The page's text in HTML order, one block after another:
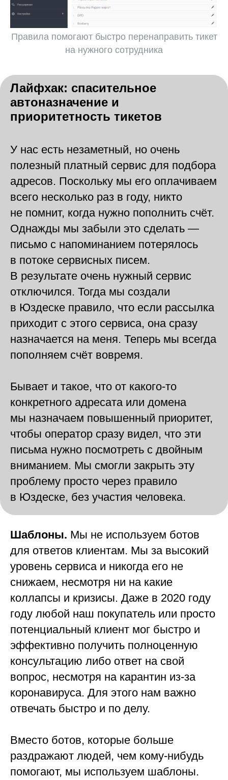
Правила помогают быстро перенаправить тикет
на нужного сотрудника
Лайфхак: спасительное
автоназначение и
приоритетность тикетов
У нас есть незаметный, но очень
полезный платный сервис для подбора
адресов. Поскольку мы его оплачиваем
всего несколько раз в году, никто
не помнит, когда нужно пополнить счёт.
Однажды мы забыли это сделать —
письмо с напоминанием потерялось
в потоке сервисных писем.
В результате очень нужный сервис
отключился. Тогда мы создали
в Юздеске правило, что если рассылка
приходит с этого сервиса, она сразу
назначается на меня. Теперь мы всегда
пополняем счёт вовремя.
Бывает и такое, что от какого-то
конкретного адресата или домена
мы назначаем повышенный приоритет,
чтобы оператор сразу видел, что эти
письма нужно посмотреть с двойным
вниманием. Мы смогли закрыть эту
проблему просто через правило
в Юздеске, без участия человека.
Шаблоны. Мы не используем ботов
для ответов клиентам. Мы за высокий
уровень сервиса и никогда его не
снижаем, несмотря ни на какие
коллапсы и кризисы. Даже в 2020 году
году любой наш покупатель или просто
потенциальный клиент мог быстро и
эффективно получить полноценную
консультацию либо ответ на свой
вопрос, несмотря на карантин из-за
коронавируса. Для этого нам важно
отвечать быстро и по делу.
Вместо ботов, которые больше
раздражают людей, чем кому-нибудь
помогают, мы используем шаблоны.